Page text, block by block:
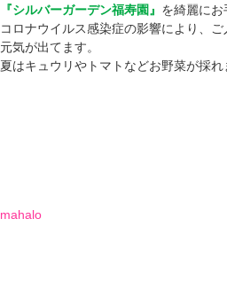
『シルバーガーデン福寿園』 を綺麗に
コロナウイルス感染症の影響により、
元気が出てます。
夏はキュウリやトマトなどお野菜が採
mahalo